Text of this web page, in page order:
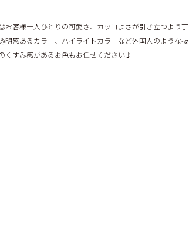
客様一人ひとりの可愛さ、カッコよさが引き立つよう丁
明感あるカラー、ハイライトカラーなど外国人のような抜
くすみ感があるお色もお任せください♪